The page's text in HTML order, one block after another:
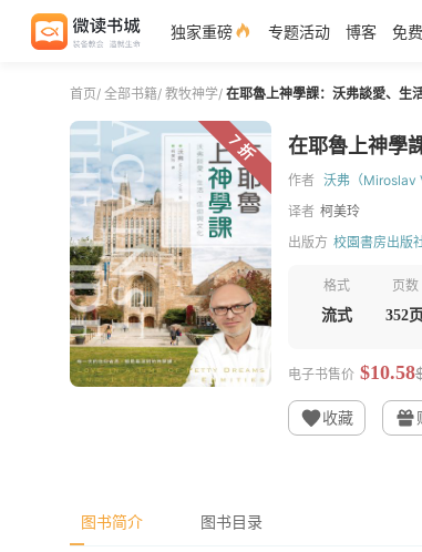
独家重磅 专题活动 博客 免
首页/ 全部书籍/ 教牧神学/ 在耶魯上神學課：沃弗談愛、生
7 折 在耶魯上神學
作者 沃弗（Miroslav
译者 柯美玲
出版方 校園書房出版
格式
流式
页数
352页
电子书售价 $10.58
收藏
图书简介 图书目录